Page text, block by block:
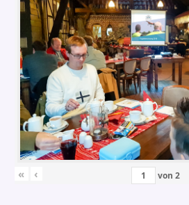
« ‹ von 2